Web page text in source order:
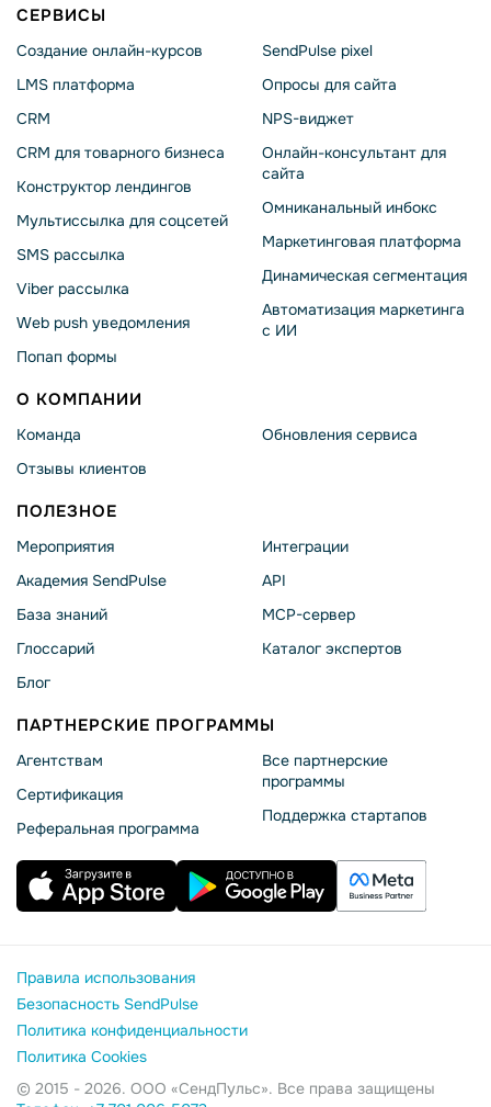
СЕРВИСЫ
Создание онлайн-курсов
LMS платформа
CRM
CRM для товарного бизнеса
Конструктор лендингов
Мультиссылка для соцсетей
SMS рассылка
Viber рассылка
Web push уведомления
Попап формы
SendPulse pixel
Опросы для сайта
NPS-виджет
Онлайн-консультант для
сайта
Омниканальный инбокс
Маркетинговая платформа
Динамическая сегментация
Автоматизация маркетинга
с ИИ
О КОМПАНИИ
Команда
Отзывы клиентов
Обновления сервиса
ПОЛЕЗНОЕ
Мероприятия
Академия SendPulse
База знаний
Глоссарий
Блог
Интеграции
API
MCP-сервер
Каталог экспертов
ПАРТНЕРСКИЕ ПРОГРАММЫ
Агентствам
Сертификация
Реферальная программа
Все партнерские
программы
Поддержка стартапов
Правила использования
Безопасность SendPulse
Политика конфиденциальности
Политика Cookies
© 2015 - 2026. ООО «СендПульс». Все права защищены